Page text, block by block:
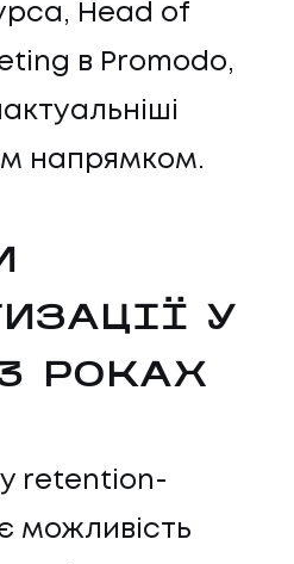
Head of
в Promodo,
напрямком.
У
РОКАХ
у retention-
можливість